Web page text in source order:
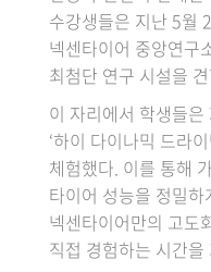
수강생들은 지난 5월
넥센타이어 중앙연구
최첨단 연구 시설을
이 자리에서 학생들
‘하이 다이나믹 드라
체험했다. 이를 통해
타이어 성능을 정밀
넥센타이어만의 고도
직접 경험하는 시간을